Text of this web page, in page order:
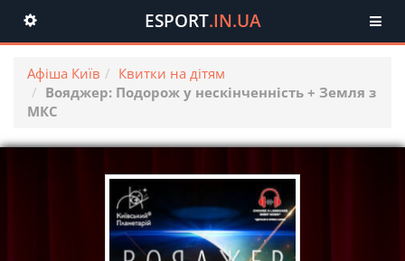
Toggle
navigation
ESPORT.IN.UA
Афіша Київ
Квитки на дітям
Вояджер: Подорож у нескінченність + Земля з
МКС